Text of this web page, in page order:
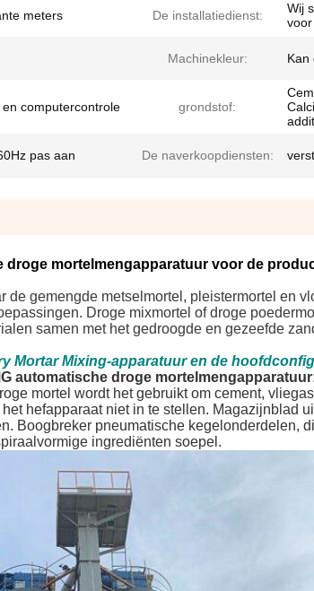
meters De installatiedienst:
Wij
Machinekleur: Kan
computercontrole grondstof:
pas aan De naverkoopdiensten:
droge mortelmengapparatuur voor de
de gemengde metselmortel, pleistermortel en
Droge mixmortel of droge
samen met het gedroogde en gezeefde
Mortar Mixing-apparatuur en de
automatische droge
mortel wordt het gebruikt om cement,
hefapparaat niet in te stellen. Magazijnblad
Boogbreker pneumatische kegelonderdelen,
ingrediënten soepel.